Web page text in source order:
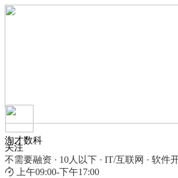
淘才数科
关注
不需要融资 · 10人以下 · IT/互联网 · 软件
上午09:00-下午17:00